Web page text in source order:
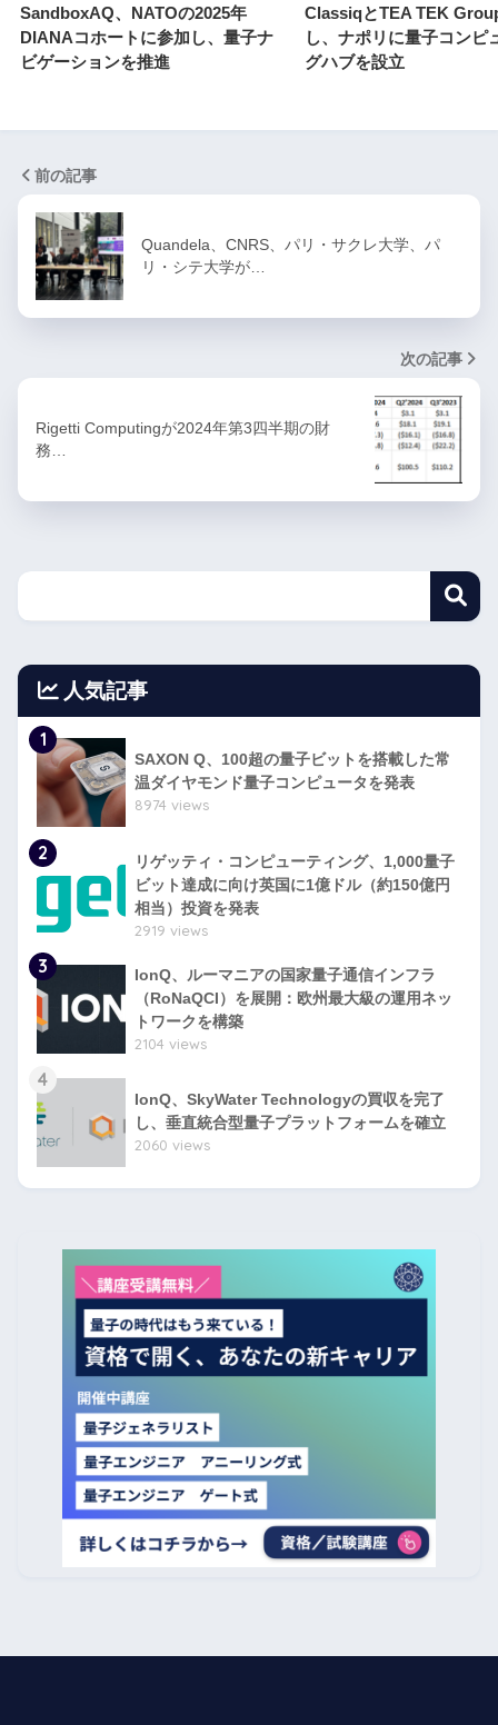
SandboxAQ、NATOの2025年
DIANAコホートに参加し、量子ナ
ビゲーションを推進
ClassiqとTEA TEK
し、ナポリに量子コンピ
グハブを設立
前の記事
Quandela、CNRS、パリ・サクレ大学、パ
リ・シテ大学が…
次の記事
Rigetti Computingが2024年第3四半期の財
務…
人気記事
1
SAXON Q、100超の量子ビットを搭載した常
温ダイヤモンド量子コンピュータを発表
8974 views
2
リゲッティ・コンピューティング、1,000量子
ビット達成に向け英国に1億ドル（約150億円
相当）投資を発表
2919 views
3
IonQ、ルーマニアの国家量子通信インフラ
（RoNaQCI）を展開：欧州最大級の運用ネッ
トワークを構築
2104 views
4
IonQ、SkyWater Technologyの買収を完了
し、垂直統合型量子プラットフォームを確立
2060 views